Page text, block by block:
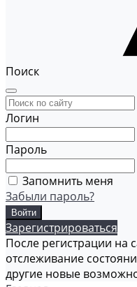
Поиск
Логин
Пароль
Запомнить меня
Забыли пароль?
Зарегистрироваться
После регистрации на
отслеживание
другие новые